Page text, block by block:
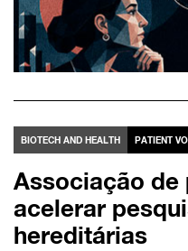
BIOTECH AND HEALTH PATIENT
Associação de
acelerar
hereditárias